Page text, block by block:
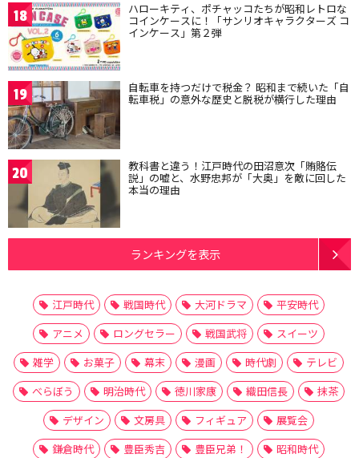
18 ハローキティ、ポチャッコたちが昭和レトロな
コインケースに！「サンリオキャラクターズ コ
インケース」第２弾
19 自転車を持つだけで税金？ 昭和まで続いた「自
転車税」の意外な歴史と脱税が横行した理由
20 教科書と違う！江戸時代の田沼意次「賄賂伝
説」の嘘と、水野忠邦が「大奥」を敵に回した
本当の理由
ランキングを表示
江戸時代 戦国時代 大河ドラマ
平安時代
アニメ
ロングセラー 戦国武将
スイーツ
雑学
お菓子 幕末 漫画 時代劇
テレビ
べらぼう
明治時代 徳川家康 織田信長
抹茶
デザイン
文房具 フィギュア
展覧会
鎌倉時代
豊臣秀吉 豊臣兄弟！
昭和時代